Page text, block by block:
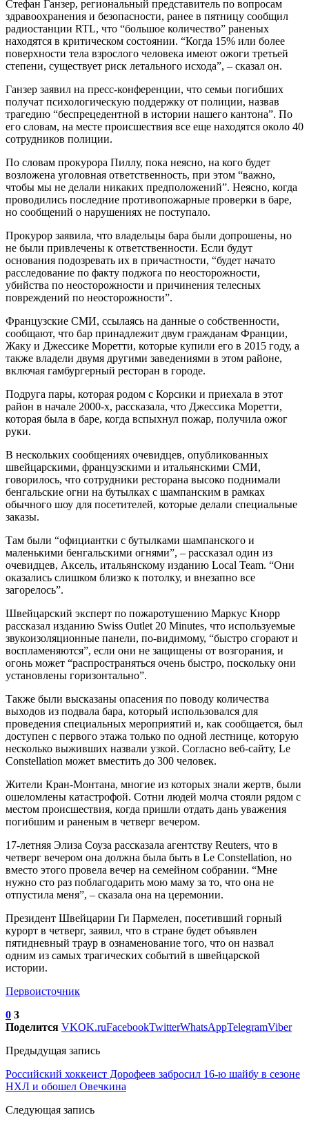
Стефан Ганзер, региональный представитель по вопросам
здравоохранения и безопасности, ранее в пятницу сообщил
радиостанции RTL, что “большое количество” раненых
находятся в критическом состоянии. “Когда 15% или более
поверхности тела взрослого человека имеют ожоги третьей
степени, существует риск летального исхода”, – сказал он.
Ганзер заявил на пресс-конференции, что семьи погибших
получат психологическую поддержку от полиции, назвав
трагедию “беспрецедентной в истории нашего кантона”. По
его словам, на месте происшествия все еще находятся около 40
сотрудников полиции.
По словам прокурора Пиллу, пока неясно, на кого будет
возложена уголовная ответственность, при этом “важно,
чтобы мы не делали никаких предположений”. Неясно, когда
проводились последние противопожарные проверки в баре,
но сообщений о нарушениях не поступало.
Прокурор заявила, что владельцы бара были допрошены, но
не были привлечены к ответственности. Если будут
основания подозревать их в причастности, “будет начато
расследование по факту поджога по неосторожности,
убийства по неосторожности и причинения телесных
повреждений по неосторожности”.
Французские СМИ, ссылаясь на данные о собственности,
сообщают, что бар принадлежит двум гражданам Франции,
Жаку и Джессике Моретти, которые купили его в 2015 году, а
также владели двумя другими заведениями в этом районе,
включая гамбургерный ресторан в городе.
Подруга пары, которая родом с Корсики и приехала в этот
район в начале 2000-х, рассказала, что Джессика Моретти,
которая была в баре, когда вспыхнул пожар, получила ожог
руки.
В нескольких сообщениях очевидцев, опубликованных
швейцарскими, французскими и итальянскими СМИ,
говорилось, что сотрудники ресторана высоко поднимали
бенгальские огни на бутылках с шампанским в рамках
обычного шоу для посетителей, которые делали специальные
заказы.
Там были “официантки с бутылками шампанского и
маленькими бенгальскими огнями”, – рассказал один из
очевидцев, Аксель, итальянскому изданию Local Team. “Они
оказались слишком близко к потолку, и внезапно все
загорелось”.
Швейцарский эксперт по пожаротушению Маркус Кнорр
рассказал изданию Swiss Outlet 20 Minutes, что используемые
звукоизоляционные панели, по-видимому, “быстро сгорают и
воспламеняются”, если они не защищены от возгорания, и
огонь может “распространяться очень быстро, поскольку они
установлены горизонтально”.
Также были высказаны опасения по поводу количества
выходов из подвала бара, который использовался для
проведения специальных мероприятий и, как сообщается, был
доступен с первого этажа только по одной лестнице, которую
несколько выживших назвали узкой. Согласно веб-сайту, Le
Constellation может вместить до 300 человек.
Жители Кран-Монтана, многие из которых знали жертв, были
ошеломлены катастрофой. Сотни людей молча стояли рядом с
местом происшествия, когда пришли отдать дань уважения
погибшим и раненым в четверг вечером.
17-летняя Элиза Соуза рассказала агентству Reuters, что в
четверг вечером она должна была быть в Le Constellation, но
вместо этого провела вечер на семейном собрании. “Мне
нужно сто раз поблагодарить мою маму за то, что она не
отпустила меня”, – сказала она на церемонии.
Президент Швейцарии Ги Пармелен, посетивший горный
курорт в четверг, заявил, что в стране будет объявлен
пятидневный траур в ознаменование того, что он назвал
одним из самых трагических событий в швейцарской
истории.
Первоисточник
0 3
Поделится VKOK.ruFacebookTwitterWhatsAppTelegramViber
Предыдущая запись
Российский хоккеист Дорофеев забросил 16-ю шайбу в сезоне
НХЛ и обошел Овечкина
Следующая запись